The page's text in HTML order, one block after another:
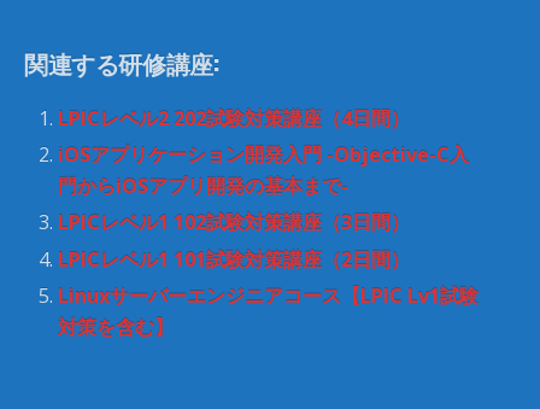
い
ウ
ン
ド
ウ
で
開
き
す
)
ク
し
て
だ
さ
い
(
新
し
ウ
ィ
ン
ド
で
開
き
関連する研修講座:
LPICレベル2 202試験対策講座（4日間）
iOSアプリケーション開発入門 -Objective-C入
門からiOSアプリ開発の基本まで-
LPICレベル1 102試験対策講座（3日間）
LPICレベル1 101試験対策講座（2日間）
Linuxサーバーエンジニアコース【LPIC Lv1試験
対策を含む】